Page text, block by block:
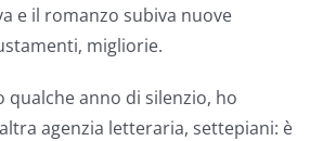
e il romanzo subiva nuove
migliorie.
qualche anno di silenzio, ho
agenzia letteraria, settepiani: è